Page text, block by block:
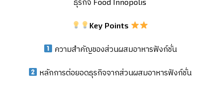
Key Points
ความสำคัญของส่วนผสมอาหารฟังก์ชั่น
หลักการต่อยอดธุรกิจจากส่วนผสมอาหารฟังก์ชั่น